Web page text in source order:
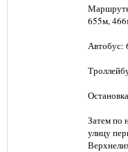
655м,
Автобус:
Затем по
улицу